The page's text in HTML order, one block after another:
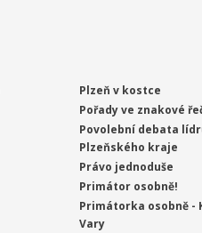
Plzeň v kostce
Pořady ve znakové
Povolební debata
Plzeňského kraje
Právo jednoduše
Primátor osobně!
Primátorka osobně -
Vary